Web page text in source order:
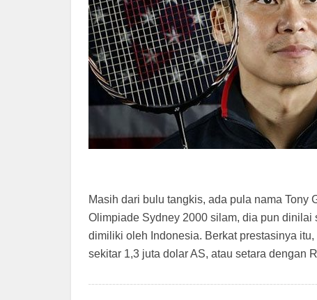
Masih dari bulu tangkis, ada pula nama
Olimpiade Sydney 2000 silam, dia pun
dimiliki oleh Indonesia. Berkat prestasinya
sekitar 1,3 juta dolar AS, atau setara dengan